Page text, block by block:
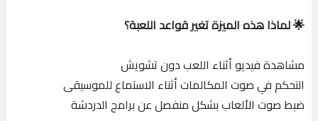
🌟 لماذا هذه الميزة تغير قواعد اللعبة؟
مشاهدة فيديو أثناء اللعب دون تشويش
التحكم في صوت المكالمات أثناء الاستماع للموسيقى
ضبط صوت الألعاب بشكل منفصل عن برامج الدردشة